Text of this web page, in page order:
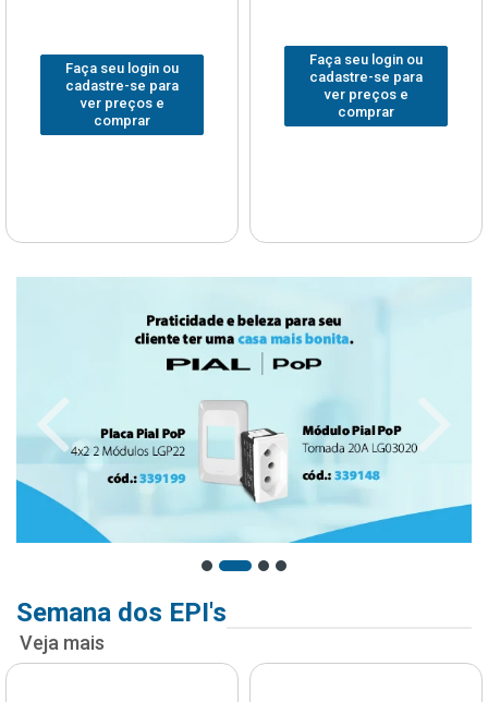
Faça seu login ou
cadastre-se para
ver preços e
comprar
Faça seu login ou
cadastre-se para
ver preços e
comprar
Semana dos EPI's
Veja mais